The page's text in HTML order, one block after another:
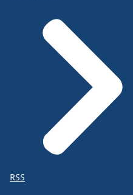
RSS